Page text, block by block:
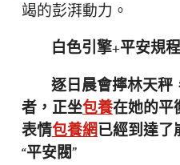
竭的彭湃動力。
白色引擎+平安規程
逐日晨會擰林天秤
者，正坐包養在她的平
表情包養網已經到達了
“平安閥”